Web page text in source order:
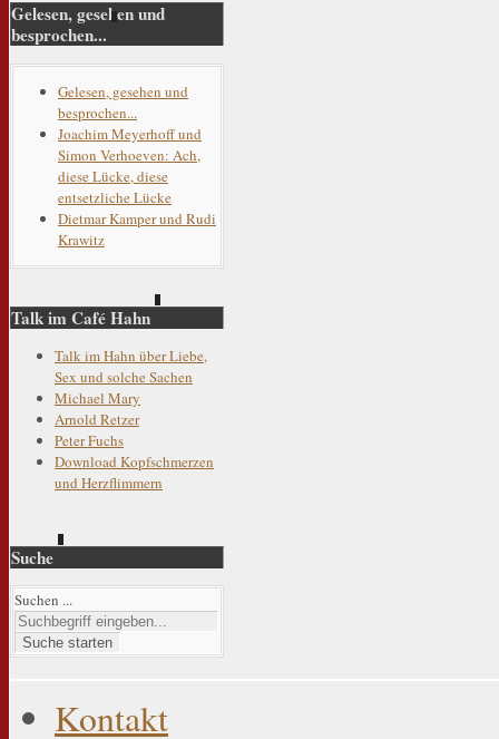
Gelesen, gesehen und
besprochen...
Gelesen, gesehen und
besprochen...
Joachim Meyerhoff und
Simon Verhoeven: Ach,
diese Lücke, diese
entsetzliche Lücke
Dietmar Kamper und Rudi
Krawitz
Talk im Café Hahn
Talk im Hahn über Liebe,
Sex und solche Sachen
Michael Mary
Arnold Retzer
Peter Fuchs
Download Kopfschmerzen
und Herzflimmern
Suche
Suchen ...
Suche starten
Kontakt